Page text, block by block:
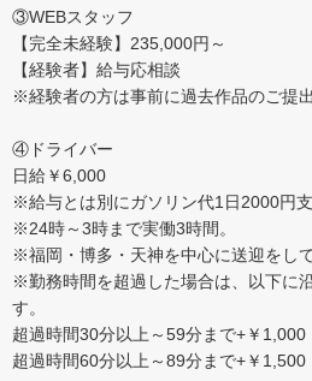
③WEBスタッフ
【完全未経験】235,000円～
【経験者】給与応相談
※経験者の方は事前に過去作品のご提
④ドライバー
日給￥6,000
※給与とは別にガソリン代1日2000円
※24時～3時まで実働3時間。
※福岡・博多・天神を中心に送迎をし
※勤務時間を超過した場合は、以下に
す。
超過時間30分以上～59分まで+￥1,000
超過時間60分以上～89分まで+￥1,500